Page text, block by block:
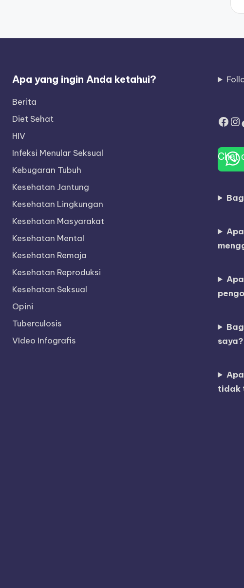
Apa yang ingin Anda ketahui?
Berita
Diet Sehat
HIV
Infeksi Menular Seksual
Kebugaran Tubuh
Kesehatan Jantung
Kesehatan Lingkungan
Kesehatan Masyarakat
Kesehatan Mental
Kesehatan Remaja
Kesehatan Reproduksi
Kesehatan Seksual
Opini
Tuberculosis
VIdeo Infografis
Chat
saya?
tidak